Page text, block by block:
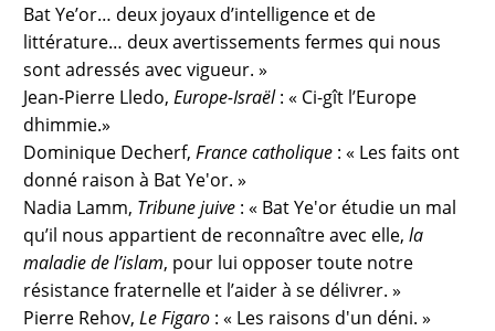
Bat Ye’or… deux joyaux d’intelligence et de
littérature… deux avertissements fermes qui nous
sont adressés avec vigueur. »
Jean-Pierre Lledo,Europe-Israël: « Ci-gît l’Europe
dhimmie.»
Dominique Decherf,France catholique : « Les faits ont
donné raison à Bat Ye'or. »
Nadia Lamm, Tribune juive : « Bat Ye'or étudie un mal
qu’il nous appartient de reconnaître avec elle,la
maladie de l’islam, pour lui opposer toute notre
résistance fraternelle et l’aider à se délivrer. »
Pierre Rehov,Le Figaro : « Les raisons d'un déni. »